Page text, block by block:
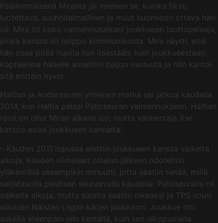
Päällimmäisenä Mirasta jäi mieleen se, kuinka fiksu,
luotettava, suunnitelmallinen ja muut huomioon ottava hän
oli. Mira oli koko valmennusaikani joukkueen luottopelaaja,
jonka kanssa oli helppo kommunikoida. Mira näytti, että
hän osaa pitää huolta niin itsestään, kuin joukkueestaan.
Kapteenina hänelle annettiin paljon vastuuta ja hän kantoi
sitä erittäin hyvin.
Haltian ja Anderssonin yhteinen matka sai jatkoa kaudella
2014, kun Haltia palasi Palloseuran valmennukseen. Haltian
rooli on ollut Miran aikana iso, mutta valmentaja itse
katsoo asiaa joukkueen kannalta.
– Kauden 2011 lopussa elettiin joukkueen kanssa vaikeita
aikoja. Kauden viimeisen ottelun jälkeen odoteltiin
yläkentällä useampikin minuutti, jotta saatiin tietää, millä
sarjatasolla pelataan seuraavalla kaudella. Palloseuralla oli
vaikeita aikoja, mutta suunta saatiin oikeaksi ja TPS nousi
silloisen Naisten Liigan kärjen joukkoon. Joukkue otti
askelia eteenpäin niin kentällä, kuin sen ulkopuolella.